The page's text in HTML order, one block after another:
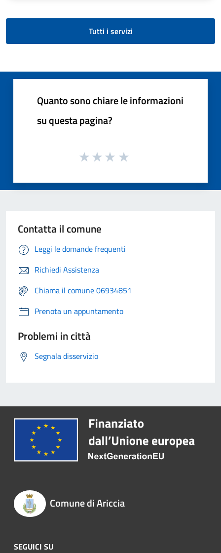
Tutti i servizi
Quanto sono chiare le informazioni
su questa pagina?
Contatta il comune
Leggi le domande frequenti
Richiedi Assistenza
Chiama il comune 06934851
Prenota un appuntamento
Problemi in città
Segnala disservizio
Comune di Ariccia
SEGUICI SU